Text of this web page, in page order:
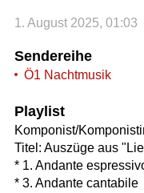
1. August 2025, 01:03
Sendereihe
Ö1 Nachtmusik
Playlist
Komponist/
Titel: Auszüge aus
* 1. Andante
* 3. Andante cantabile